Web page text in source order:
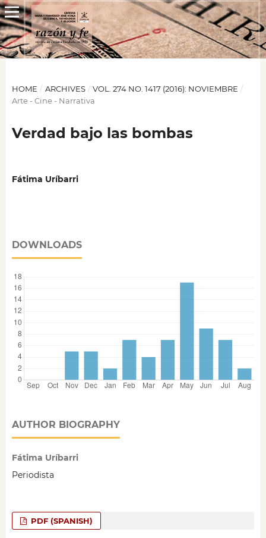
HOME / ARCHIVES / VOL. 274 NO. 1417 (2016): NOVIEMBRE /
Arte - Cine - Narrativa
Verdad bajo las bombas
Fátima Uríbarri
DOWNLOADS
AUTHOR BIOGRAPHY
Fátima Uríbarri
Periodista
PDF (SPANISH)